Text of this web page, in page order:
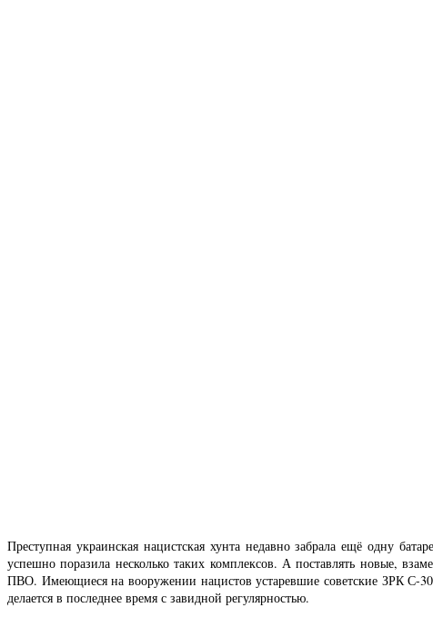
Преступная украинская нацистская хунта недавно забрала ещё одну
успешно поразила несколько таких комплексов. А поставлять новые,
ПВО. Имеющиеся на вооружении нацистов устаревшие советские ЗРК С-
делается в последнее время с завидной регулярностью.